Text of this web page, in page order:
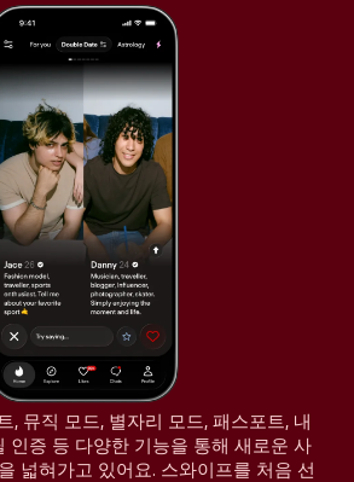
, 뮤직 모드, 별자리 모드, 패스포트, 내
인증 등 다양한 기능을 통해 새로운 사
넓혀가고 있어요. 스와이프를 처음 선